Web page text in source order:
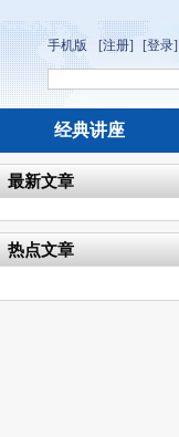
手机版 [注册] [登录]
经典讲座
最新文章
热点文章